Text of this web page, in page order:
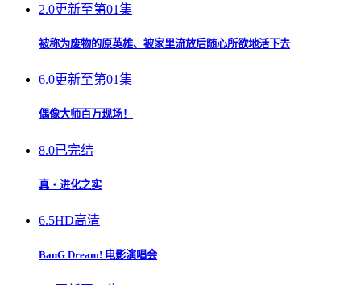
2.0更新至第01集
被称为废物的原英雄、被家里流放后随心所欲地活下去
6.0更新至第01集
偶像大师百万现场！
8.0已完结
真・进化之实
6.5HD高清
BanG Dream! 电影演唱会